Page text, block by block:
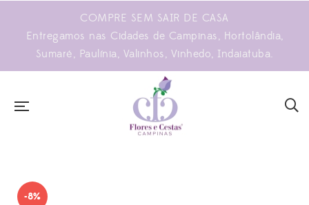
COMPRE SEM SAIR DE CASA
Entregamos nas Cidades de Campinas, Hortolândia,
Sumaré, Paulínia, Valinhos, Vinhedo, Indaiatuba.
-8%